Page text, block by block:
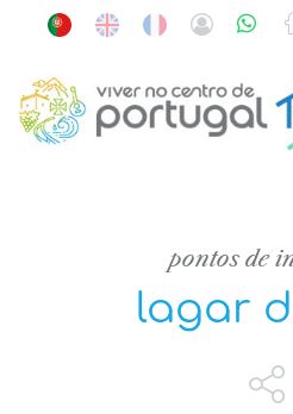
pontos de
lagar